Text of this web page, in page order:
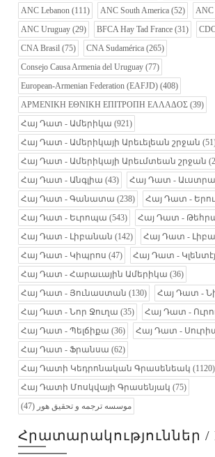
ANC Lebanon (111) ANC South America (52) ANC
ANC Uruguay (29) BFCA Hay Tad France (31)
CNA Brasil (75) CNA Sudamérica (265)
Consejo Causa Armenia del Uruguay (77)
European-Armenian Federation (EAFJD) (408)
ΑΡΜΕΝΙΚΗ ΕΘΝΙΚΗ ΕΠΙΤΡΟΠΗ ΕΛΛΑΔΟΣ (39)
Հայ Դատ - Ամերիկա (921)
Հայ Դատ - Ամերիկայի Արեւելեան շրջան
Հայ Դատ - Ամերիկայի Արեւմտեան շրջան
Հայ Դատ - Անգլիա (43) Հայ Դատ -
Հայ Դատ - Գանատա (238) Հայ Դատ -
Հայ Դատ - Եւրոպա (543) Հայ Դատ -
Հայ Դատ - Լիբանան (142) Հայ Դատ -
Հայ Դատ - Կիպրոս (47) Հայ Դատ -
Հայ Դատ - Հարաւային Ամերիկա (36)
Հայ Դատ - Յունաստան (130) Հայ Դատ -
Հայ Դատ - Նոր Ջուղա (35) Հայ Դատ -
Հայ Դատ - Պելճիքա (36) Հայ Դատ -
Հայ Դատ - Ֆրանսա (62)
Հայ Դատի Կեդրոնական Գրասենեակ (1120)
Հայ Դատի Մոսկվայի Գրասենյակ (75)
موسسه ترجمه و تحقیق هور (47)
Հրատարակություններ /